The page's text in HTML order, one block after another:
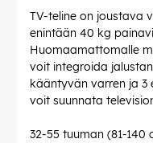
TV-teline on joustava
enintään 40 kg
Huomaamattomalle
voit integroida
kääntyvän varren ja 3
voit suunnata
32-55 tuuman (81-140